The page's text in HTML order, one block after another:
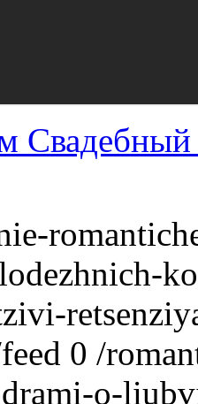
Свадебный
0 /
o-